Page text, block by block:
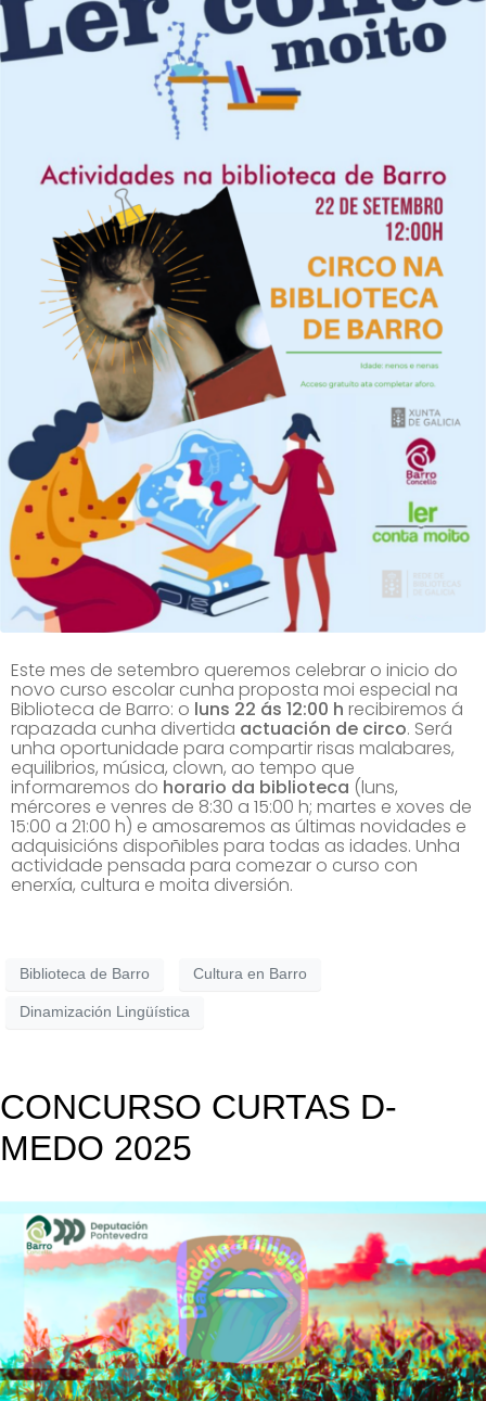
Este mes de setembro queremos celebrar o inicio do
novo curso escolar cunha proposta moi especial na
Biblioteca de Barro: o luns 22 ás 12:00 h recibiremos á
rapazada cunha divertida actuación de circo. Será
unha oportunidade para compartir risas malabares,
equilibrios, música, clown, ao tempo que
informaremos do horario da biblioteca (luns,
mércores e venres de 8:30 a 15:00 h; martes e xoves de
15:00 a 21:00 h) e amosaremos as últimas novidades e
adquisicións dispoñibles para todas as idades. Unha
actividade pensada para comezar o curso con
enerxía, cultura e moita diversión.
Biblioteca de Barro Cultura en Barro
Dinamización Lingüística
CONCURSO CURTAS D-
MEDO 2025